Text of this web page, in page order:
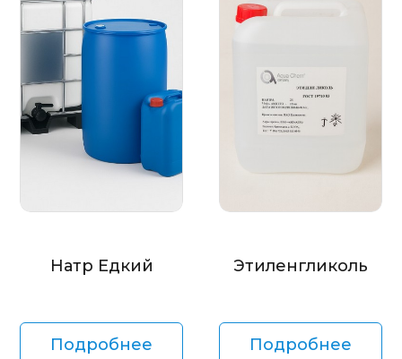
Натр Едкий
Подробнее
Этиленгликоль
Подробнее